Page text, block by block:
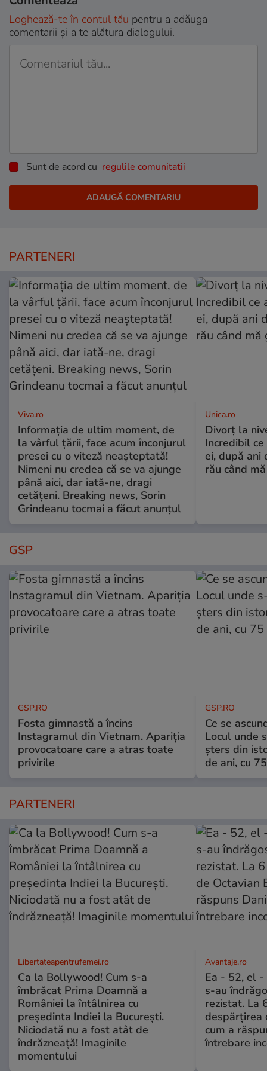
Loghează-te în contul tău pentru a adăuga
comentarii și a te alătura dialogului.
Sunt de acord cu regulile comunitatii
PARTENERI
Viva.ro
Informația de ultim moment, de
la vârful țării, face acum înconjurul
presei cu o viteză neașteptată!
Nimeni nu credea că se va ajunge
până aici, dar iată-ne, dragi
cetățeni. Breaking news, Sorin
Grindeanu tocmai a făcut anunțul
Unica.ro
Divorț la
Incredibil
ei, după ani
rău când
GSP
GSP.RO
Fosta gimnastă a încins
Instagramul din Vietnam. Apariția
provocatoare care a atras toate
privirile
GSP.RO
Ce se
Locul unde
șters din
de ani, cu
PARTENERI
Libertateapentrufemei.ro
Ca la Bollywood! Cum s-a
îmbrăcat Prima Doamnă a
României la întâlnirea cu
președinta Indiei la București.
Niciodată nu a fost atât de
îndrăzneață! Imaginile
momentului
Avantaje.ro
Ea - 52, el -
s-au
rezistat. La
despărțirea
cum a
întrebare